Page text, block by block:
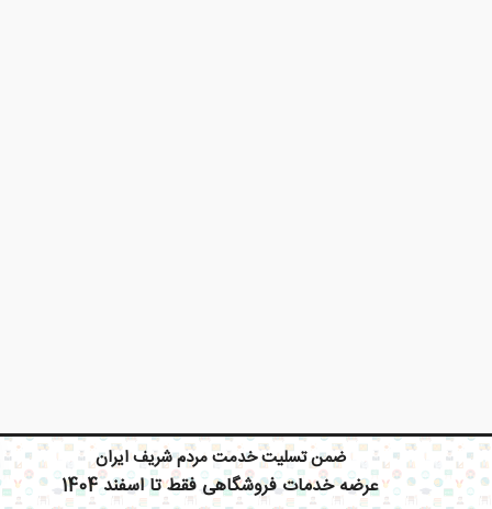
ضمن تسلیت خدمت مردم شریف ایران
عرضه خدمات فروشگاهی فقط تا اسفند 1404